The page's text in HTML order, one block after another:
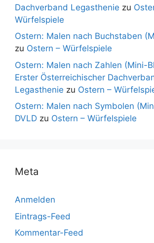
Dachverband Legasthenie zu
Würfelspiele
Ostern: Malen nach Buchstaben
zu Ostern – Würfelspiele
Ostern: Malen nach Zahlen (Mini-
Erster Österreichischer
Legasthenie zu Ostern –
Ostern: Malen nach Symbolen
DVLD zu Ostern – Würfelspiele
Meta
Anmelden
Eintrags-Feed
Kommentar-Feed